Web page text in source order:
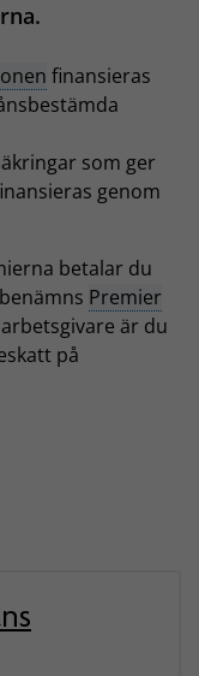
finansieras
som ger
genom
betalar du
Premier
är du
på